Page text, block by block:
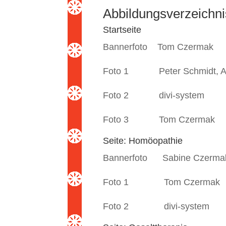
Startseite
Bannerfoto Tom Czermak
Foto 1 Peter Schmidt,
Foto 2 divi-system
Foto 3 Tom Czermak
Seite: Homöopathie
Bannerfoto Sabine
Foto 1 Tom Czermak
Foto 2 divi-system